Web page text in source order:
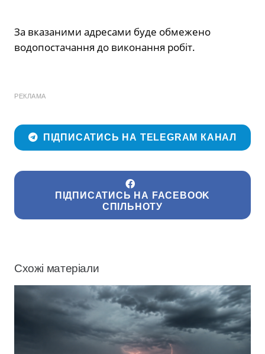
За вказаними адресами буде обмежено
водопостачання до виконання робіт.
РЕКЛАМА
ПІДПИСАТИСЬ НА TELEGRAM КАНАЛ
ПІДПИСАТИСЬ НА FACEBOOK
СПІЛЬНОТУ
Схожі матеріали